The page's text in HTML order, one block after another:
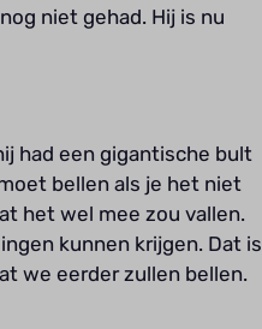
niet gehad. Hij is nu
had een gigantische bult
bellen als je het niet
het wel mee zou vallen.
kunnen krijgen. Dat is
we eerder zullen bellen.